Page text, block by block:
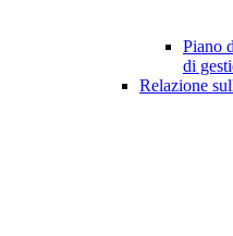
Piano
di
Relazione